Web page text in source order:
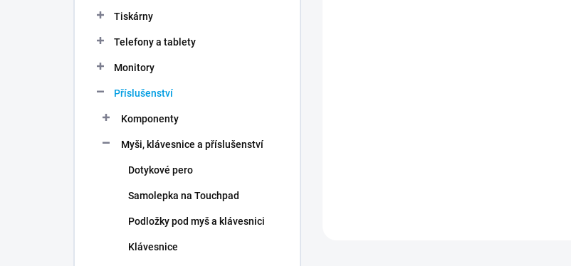
Tiskárny
Telefony a tablety
Monitory
Příslušenství
Komponenty
Myši, klávesnice a příslušenství
Dotykové pero
Samolepka na Touchpad
Podložky pod myš a klávesnici
Klávesnice